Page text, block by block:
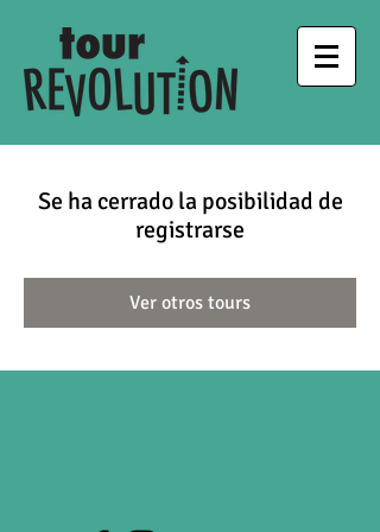
Se ha cerrado la posibilidad de
registrarse
Ver otros tours